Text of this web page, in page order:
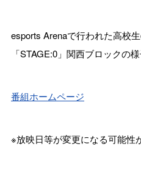
esports Arenaで行われた高校
「STAGE:0」関西ブロックの
番組ホームページ
※放映日等が変更になる可能性